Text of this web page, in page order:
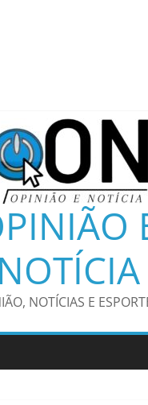
NOTÍCIA
NOTÍCIAS E